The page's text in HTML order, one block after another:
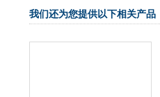
我们还为您提供以下相关产品